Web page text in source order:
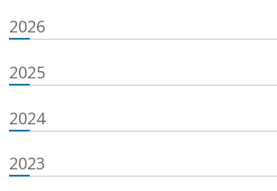
2026
2025
2024
2023